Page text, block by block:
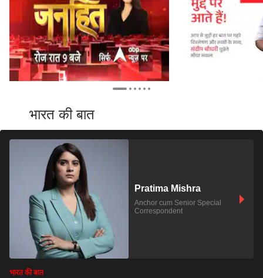
भारत की बात
Pratima Mishra
Anchor cum Senior Special
Correspondent
भारत की बात